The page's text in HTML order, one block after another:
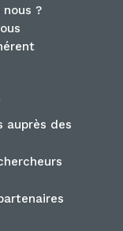
nous ?
auprès des